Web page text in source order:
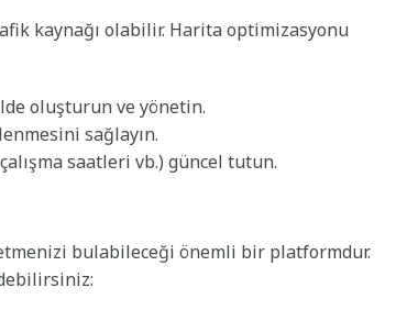
kaynağı olabilir. Harita optimizasyonu
oluşturun ve yönetin.
sağlayın.
saatleri vb.) güncel tutun.
bulabileceği önemli bir platformdur.